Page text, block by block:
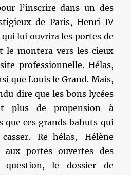
l’inscrire dans un des
de Paris, Henri IV
lui ouvrira les portes de
le montera vers les cieux
professionnelle. Hélas,
que Louis le Grand. Mais,
dire que les bons lycées
plus de propension à
que ces grands bahuts qui
Re-hélas, Hélène
aux portes ouvertes des
question, le dossier de